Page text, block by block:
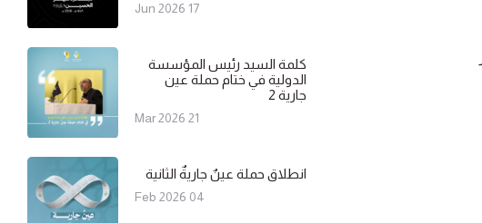
17 Jun 2026
كلمة السيد رئيس المؤسسة
الدولية في ختام حملة عين
جارية 2
21 Mar 2026
انطلاق حملة عينٌ جاريةٌ الثانية
04 Feb 2026